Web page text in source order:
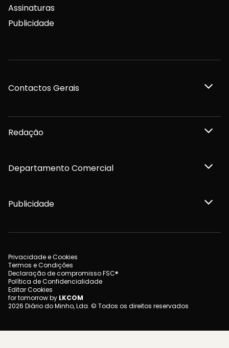
Assinaturas
Publicidade
Contactos Gerais
Redação
Departamento Comercial
Publicidade
Privacidade e Cookies
Termos e Condições
Declaração de compromisso FSC®
Política de Confidencialidade
Editar Cookies
for tomorrow by LKCOM
2026 Diário do Minho, Lda. © Todos os direitos reservados